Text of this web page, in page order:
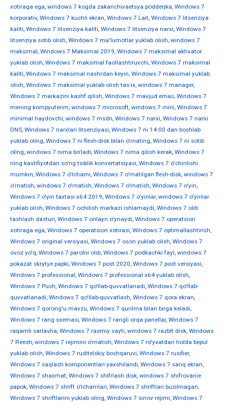
xotiraga ega, windows 7 kogda zakanchivaetsya podderjka, Windows 7
korporativ, Windows 7 kuchli ekran, Windows 7 Lait, Windows 7 litsenziya
kaliti, Windows 7 litsenziya kaliti, Windows 7 litsenziya narxi, Windows 7
litsenziya sotib olish, Windows 7 ma'lumotlar yuklab olish, windows 7
maksimal, Windows 7 Maksimal 2019, Windows 7 maksimal aktivator
yuklab olish, Windows 7 maksimal faollashtiruvchi, Windows 7 maksimal
kaliti, Windows 7 maksimal nashrdan keyin, Windows 7 maksimal yuklab
olish, Windows 7 maksimal yuklab olish tas-ix, windows 7 manager,
Windows 7 markazini kashf qilish, Windows 7 mavjud emas, Windows 7
mening kompyuterim, windows 7 microsoft, windows 7 mini, Windows 7
minimal haydovchi, windows 7 msdn, Windows 7 narxi, Windows 7 narxi
DNS, Windows 7 narxlari litsenziyasi, Windows 7 ni 14:00 dan boshlab
yuklab oling, Windows 7 ni flesh-disk bilan o'rnating, Windows 7 ni sotib
oling, windows 7 nima bo'ladi, Windows 7 nima qilish kerak, Windows 7
ning kashfiyotdan so'ng tsiklik konvertatsiyasi, Windows 7 o'chirilishi
mumkin, Windows 7 o'lchami, Windows 7 o'rnatilgan flesh-disk, windows 7
o'rnatish, windows 7 o'rnatish, Windows 7 o'rnatish, Windows 7 o'yin,
Windows 7 o'yin taxtasi x64 2019, Windows 7 o'yinlar, windows 7 o'yinlar
yuklab olish, Windows 7 ochilish markazi ishlamaydi, Windows 7 olib
tashlash dasturi, Windows 7 onlayn o'ynaydi, Windows 7 operatsion
xotiraga ega, Windows 7 operatsion xotirasi, Windows 7 optimallashtirish,
Windows 7 original versiyasi, Windows 7 oson yuklab olish, Windows 7
ovoz yo'q, Windows 7 parolni oldi, Windows 7 podkachki fayl, windows 7
pokazat skrytye papki, Windows 7 post 2020, Windows 7 post versiyasi,
Windows 7 professional, Windows 7 professional x64 yuklab olish,
Windows 7 Push, Windows 7 qo'llab-quvvatlanadi, Windows 7 qo'llab-
quvvatlanadi, Windows 7 qo'llab-quvvatlash, Windows 7 qora ekran,
Windows 7 qorong'u mavzu, Windows 7 qurilma bilan birga keladi,
Windows 7 rang sxemasi, Windows 7 rangli orqa panellar, Windows 7
raqamli sarlavha, Windows 7 rasmiy sayti, windows 7 razbit disk, Windows
7 Reestr, windows 7 rejimini o'rnatish, Windows 7 ro'yxatdan holda bepul
yuklab olish, Windows 7 ruditelskiy boshqaruvi, Windows 7 rusifier,
Windows 7 saqlash komponentlari yaxshilandi, Windows 7 sariq ekran,
Windows 7 shaxmat, Windows 7 shifrlash disk, windows 7 shifrovanie
papok, Windows 7 shrift o'lchamlari, Windows 7 shriftlari buzilmagan,
Windows 7 shriftlarini yuklab oling, Windows 7 sinov rejimi, Windows 7